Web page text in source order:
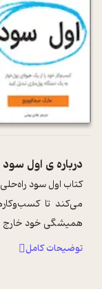
درباره ی اول سود
کتاب اول سود
می‌کند تا
همیشگی خود خارج
پیگیری یک مدل ...
توضیحات کامل